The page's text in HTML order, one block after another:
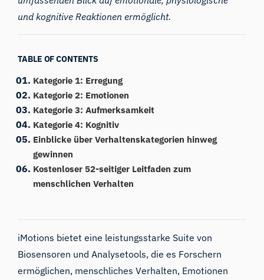
und kognitive Reaktionen ermöglicht.
TABLE OF CONTENTS
Kategorie 1: Erregung
Kategorie 2: Emotionen
Kategorie 3: Aufmerksamkeit
Kategorie 4: Kognitiv
Einblicke über Verhaltenskategorien hinweg
gewinnen
Kostenloser 52-seitiger Leitfaden zum
menschlichen Verhalten
iMotions bietet eine leistungsstarke Suite von
Biosensoren und Analysetools, die es Forschern
ermöglichen, menschliches Verhalten, Emotionen